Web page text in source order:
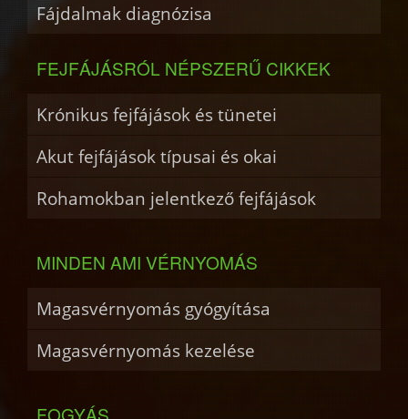
Fájdalmak diagnózisa
FEJFÁJÁSRÓL NÉPSZERŰ CIKKEK
Krónikus fejfájások és tünetei
Akut fejfájások típusai és okai
Rohamokban jelentkező fejfájások
MINDEN AMI VÉRNYOMÁS
Magasvérnyomás gyógyítása
Magasvérnyomás kezelése
FOGYÁS